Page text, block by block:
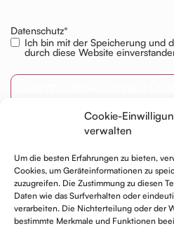
Cookie-
verwalten
Um die besten Erfahrungen zu bieten,
Cookies, um Geräteinformationen zu
zuzugreifen. Die Zustimmung zu diesen
Daten wie das Surfverhalten oder
verarbeiten. Die Nichterteilung oder der
bestimmte Merkmale und Funktionen
Datenschutz*
Ich bin mit der Speicherung und
durch diese Website